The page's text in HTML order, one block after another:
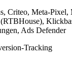
Criteo, Meta-Pixel,
Ads Defender
Tracking